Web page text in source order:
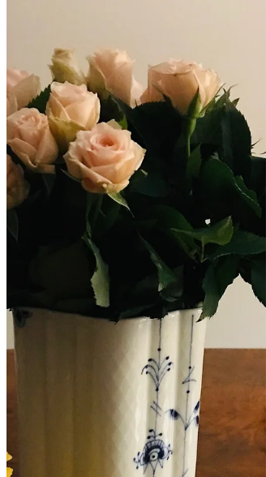
27. Mai 2021
2021年5月27日
読了時間: 1分
いつかの。
なんとか論文を完成させたけれど、疲れ過ぎ
明らかに寝不足。
それなのにこれから電車に乗って、リンツ市
に向かい、午後にはワクチンを受けて、仕
疲れ過ぎたので、せめて電車の中では休みた